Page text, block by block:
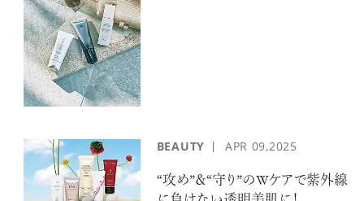
BEAUTY APR 09,2025
“攻め”＆“守り”のWケアで紫外線